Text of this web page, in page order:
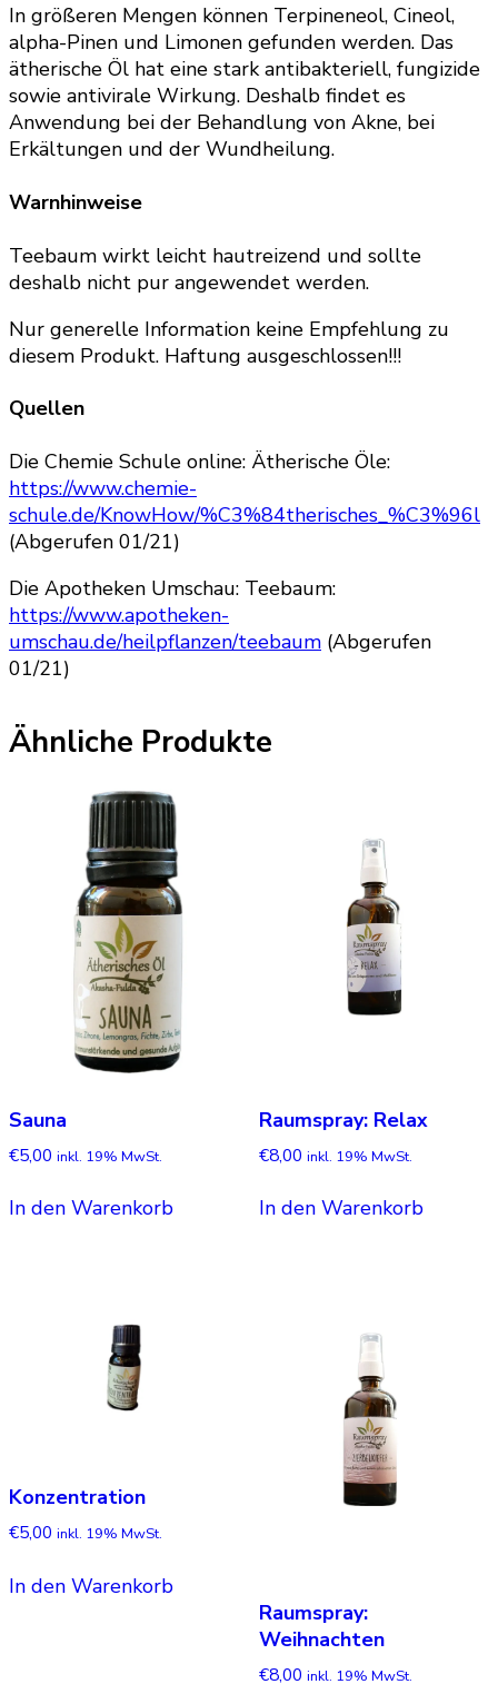
In größeren Mengen können Terpineneol, Cineol,
alpha-Pinen und Limonen gefunden werden. Das
ätherische Öl hat eine stark antibakteriell, fungizide
sowie antivirale Wirkung. Deshalb findet es
Anwendung bei der Behandlung von Akne, bei
Erkältungen und der Wundheilung.
Warnhinweise
Teebaum wirkt leicht hautreizend und sollte
deshalb nicht pur angewendet werden.
Nur generelle Information keine Empfehlung zu
diesem Produkt. Haftung ausgeschlossen!!!
Quellen
Die Chemie Schule online: Ätherische Öle:
https://www.chemie-
schule.de/KnowHow/%C3%84therisches_%C3%96l
(Abgerufen 01/21)
Die Apotheken Umschau: Teebaum:
https://www.apotheken-
umschau.de/heilpflanzen/teebaum (Abgerufen
01/21)
Ähnliche Produkte
Sauna
€5,00 inkl. 19% MwSt.
In den Warenkorb
Raumspray: Relax
€8,00 inkl. 19% MwSt.
In den Warenkorb
Konzentration
€5,00 inkl. 19% MwSt.
In den Warenkorb
Raumspray:
Weihnachten
€8,00 inkl. 19% MwSt.